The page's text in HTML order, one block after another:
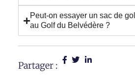
Peut-on essayer un sac de
au Golf du Belvédère ?
Partager :